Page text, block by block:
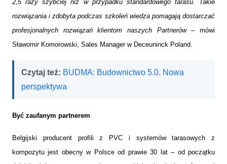
2,5 razy szybciej niż w przypadku standardowego tarasu. Takie
rozwiązania i zdobyta podczas szkoleń wiedza pomagają dostarczać
profesjonalnych rozwiązań klientom naszych Partnerów– mówi
Sławomir Komorowski, Sales Manager w Deceuninck Poland.
Czytaj też: BUDMA: Budownictwo 5.0. Nowa
perspektywa
Być zaufanym partnerem
Belgijski producent profili z PVC i systemów tarasowych z
kompozytu jest obecny w Polsce od prawie 30 lat – od początku